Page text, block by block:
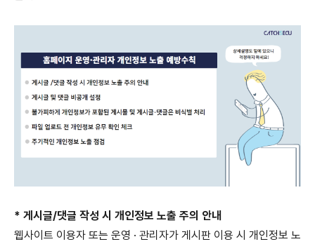
* 게시글/댓글 작성 시 개인정보 노출 주의 안내
웹사이트 이용자 또는 운영 · 관리자가 게시판 이용 시 개인정보 노